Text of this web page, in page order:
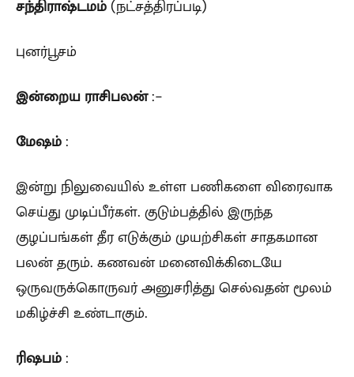
சந்திராஷ்டமம் (நட்சத்திரப்படி)
புனர்பூசம்
இன்றைய ராசிபலன்:-
மேஷம் :
இன்று நிலுவையில் உள்ள பணிகளை விரைவாக
செய்து முடிப்பீர்கள். குடும்பத்தில் இருந்த
குழப்பங்கள் தீர எடுக்கும் முயற்சிகள் சாதகமான
பலன் தரும். கணவன் மனைவிக்கிடையே
ஒருவருக்கொருவர் அனுசரித்து செல்வதன் மூலம்
மகிழ்ச்சி உண்டாகும்.
ரிஷபம் :